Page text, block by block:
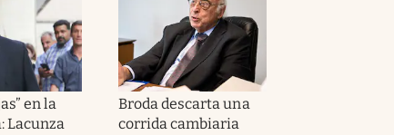
en la
Lacunza
Broda descarta una
corrida cambiaria